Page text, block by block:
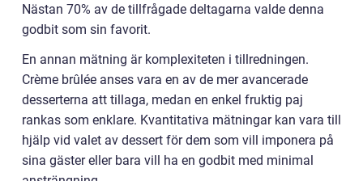
Nästan 70% av de tillfrågade deltagarna valde denna
godbit som sin favorit.
En annan mätning är komplexiteten i tillredningen.
Crème brûlée anses vara en av de mer avancerade
desserterna att tillaga, medan en enkel fruktig paj
rankas som enklare. Kvantitativa mätningar kan vara till
hjälp vid valet av dessert för dem som vill imponera på
sina gäster eller bara vill ha en godbit med minimal